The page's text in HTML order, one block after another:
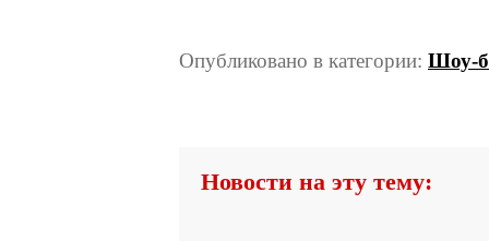
Опубликовано в категории: Шоу-
Новости на эту тему: